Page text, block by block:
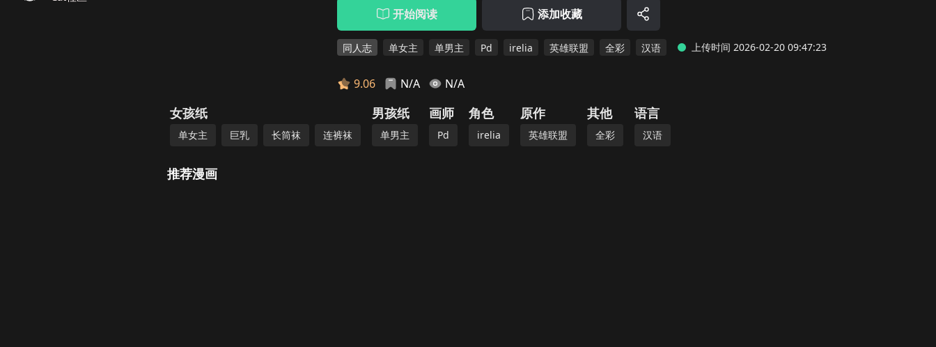
开始阅读 添加收藏
同人志 单女主 单男主 Pd irelia 英雄联盟 全彩 汉语 上传时间 2026-02-20 09:47:23
9.06 N/A N/A
女孩纸
单女主 巨乳 长筒袜 连裤袜
男孩纸
单男主
画师
Pd
角色
irelia
原作
英雄联盟
其他
全彩
语言
汉语
推荐漫画